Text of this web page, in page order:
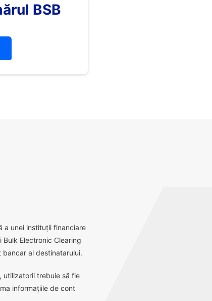
BSB
a unei instituții financiare
Bulk Electronic Clearing
bancar al destinatarului.
utilizatorii trebuie să fie
informațiile de cont